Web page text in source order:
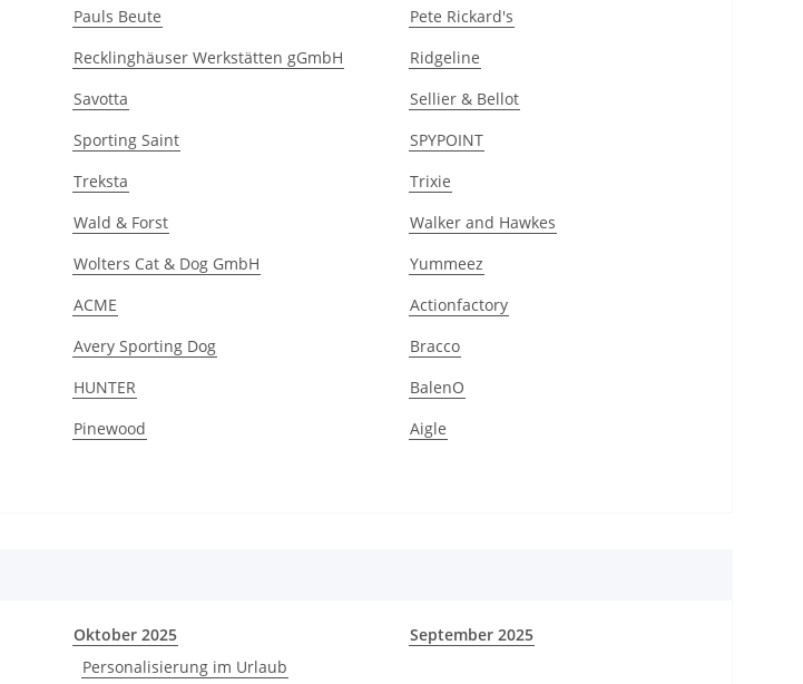
Pauls Beute
Pete Rickard's
Recklinghäuser Werkstätten gGmbH
Ridgeline
Savotta
Sellier & Bellot
Sporting Saint
SPYPOINT
Treksta
Trixie
Wald & Forst
Walker and Hawkes
Wolters Cat & Dog GmbH
Yummeez
ACME
Actionfactory
Avery Sporting Dog
Bracco
HUNTER
BalenO
Pinewood
Aigle
Oktober 2025
Personalisierung im Urlaub
September 2025